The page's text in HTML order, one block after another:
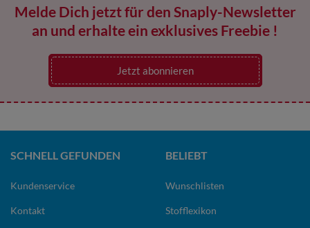
Melde Dich jetzt für den Snaply-Newsletter
an und erhalte ein exklusives Freebie !
Jetzt abonnieren
SCHNELL GEFUNDEN
Kundenservice
Kontakt
BELIEBT
Wunschlisten
Stofflexikon